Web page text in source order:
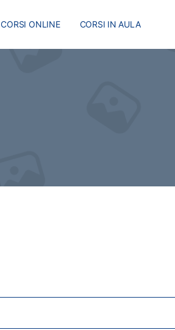
CORSI ONLINE CORSI IN AULA